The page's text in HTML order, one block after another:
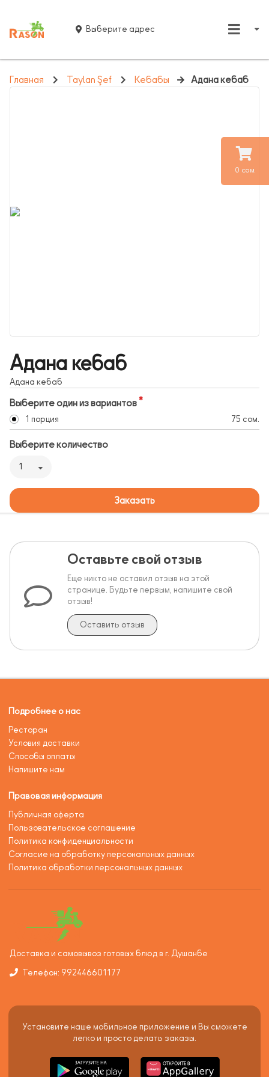
0 сом.
Выберите адрес
Главная Taylan Şef Кебабы Адана кебаб
Адана кебаб
Адана кебаб
Выберите один из вариантов
1 порция 75 сом.
Выберите количество
1
Заказать
Оставьте свой отзыв
Еще никто не оставил отзыв на этой
странице. Будьте первым, напишите свой
отзыв!
Оставить отзыв
Подробнее о нас
Ресторан
Условия доставки
Способы оплаты
Напишите нам
Правовая информация
Публичная оферта
Пользовательское соглашение
Политика конфиденциальности
Согласие на обработку персональных данных
Политика обработки персональных данных
Доставка и самовывоз готовых блюд в г. Душанбе
Телефон: 992446601177
Установите наше мобильное приложение и Вы сможете
легко и просто делать заказы.